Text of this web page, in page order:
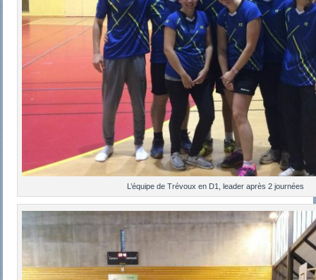
L’équipe de Trévoux en D1, leader après 2 journées